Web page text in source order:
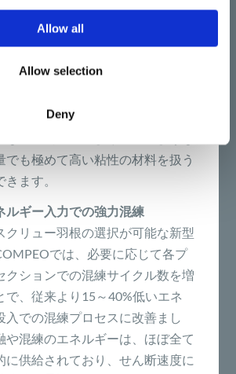
Allow all
Allow selection
Deny
混練技術では、2または3か所に
分けたり、サイドフィードスクリ
独立供給、バックベントによる混
大90%のフィラー投入が可能で
でも極めて高い粘性の材料を扱う
ます。
ルギー入力での強力混練
クリュー羽根の選択が可能な新型
では、必要に応じて各プ
クションでの混練サイクル数を増
で、従来より15～40%低いエネ
入での混練プロセスに改善まし
や混練のエネルギーは、ほぼ全て
に供給されており、せん断速度に